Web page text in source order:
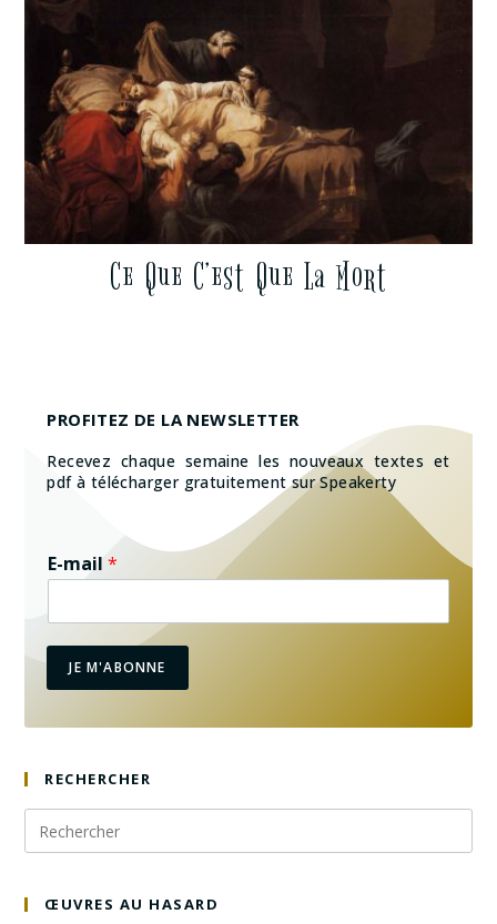
Ce Que C’est Que La Mort
PROFITEZ DE LA NEWSLETTER
Recevez chaque semaine les nouveaux textes et
pdf à télécharger gratuitement sur Speakerty
E-mail*
JE M'ABONNE
RECHERCHER
ŒUVRES AU HASARD